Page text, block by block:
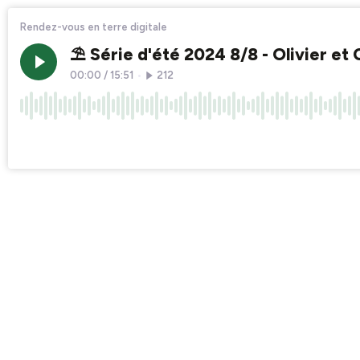
Rendez-vous en terre digitale
⛱️ Série d'été 2024 8/8 - Olivier et
00:00 /15:51 212